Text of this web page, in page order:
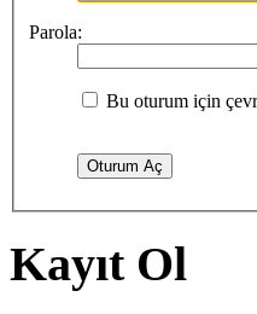
Parola:
Bu oturum için
Kayıt Ol